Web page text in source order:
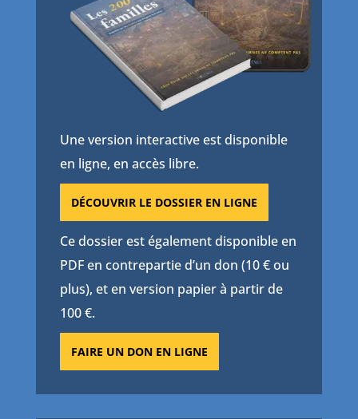
Une version interactive est disponible
en ligne, en accès libre.
DÉCOUVRIR LE DOSSIER EN LIGNE
Ce dossier est également disponible en
PDF en contrepartie d’un don (10 € ou
plus), et en version papier à partir de
100 €.
FAIRE UN DON EN LIGNE